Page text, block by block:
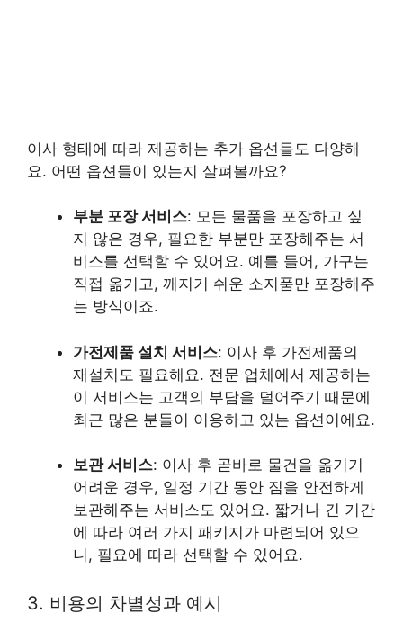
이사 형태에 따라 제공하는 추가 옵션들도 다양해
요. 어떤 옵션들이 있는지 살펴볼까요?
부분 포장 서비스: 모든 물품을 포장하고 싶
지 않은 경우, 필요한 부분만 포장해주는 서
비스를 선택할 수 있어요. 예를 들어, 가구는
직접 옮기고, 깨지기 쉬운 소지품만 포장해주
는 방식이죠.
가전제품 설치 서비스: 이사 후 가전제품의
재설치도 필요해요. 전문 업체에서 제공하는
이 서비스는 고객의 부담을 덜어주기 때문에
최근 많은 분들이 이용하고 있는 옵션이에요.
보관 서비스: 이사 후 곧바로 물건을 옮기기
어려운 경우, 일정 기간 동안 짐을 안전하게
보관해주는 서비스도 있어요. 짧거나 긴 기간
에 따라 여러 가지 패키지가 마련되어 있으
니, 필요에 따라 선택할 수 있어요.
3. 비용의 차별성과 예시